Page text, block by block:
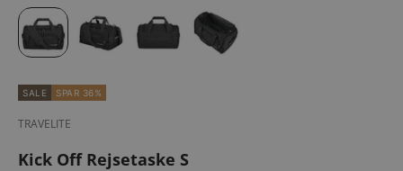
SALE SPAR 36%
TRAVELITE
Kick Off Rejsetaske S